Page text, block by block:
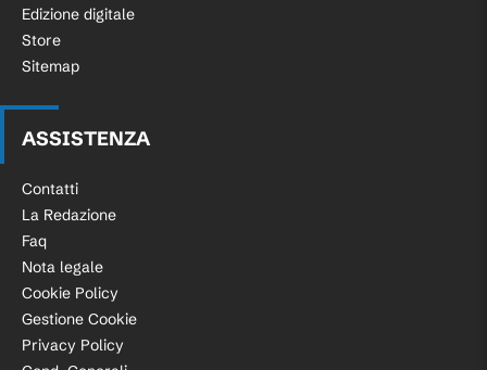
Edizione digitale
Store
Sitemap
ASSISTENZA
Contatti
La Redazione
Faq
Nota legale
Cookie Policy
Gestione Cookie
Privacy Policy